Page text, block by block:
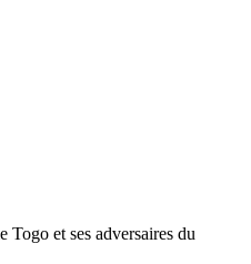
et ses adversaires du